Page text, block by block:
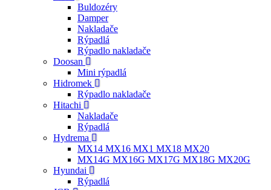
Buldozéry
Damper
Nakladače
Rýpadlá
Rýpadlo nakladače
Doosan
Mini rýpadlá
Hidromek
Rýpadlo nakladače
Hitachi
Nakladače
Rýpadlá
Hydrema
MX14 MX16 MX1 MX18 MX20
MX14G MX16G MX17G MX18G MX20G
Hyundai
Rýpadlá